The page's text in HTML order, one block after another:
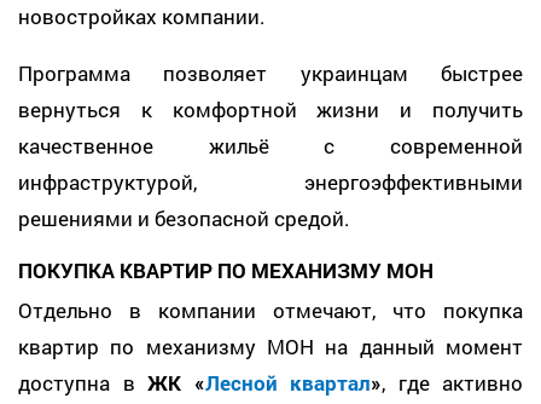
новостройках компании.
Программа позволяет украинцам быстрее
вернуться к комфортной жизни и получить
качественное жильё с современной
инфраструктурой, энергоэффективными
решениями и безопасной средой.
ПОКУПКА КВАРТИР ПО МЕХАНИЗМУ МОН
Отдельно в компании отмечают, что покупка
квартир по механизму МОН на данный момент
доступна в ЖК «Лесной квартал», где активно